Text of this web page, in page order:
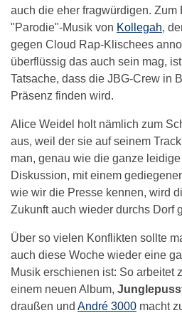
auch die eher fragwürdigen. Zum
"Parodie"-Musik von Kollegah,
gegen Cloud Rap-Klischees
überflüssig das auch sein mag,
Tatsache, dass die JBG-Crew in
Präsenz finden wird.
Alice Weidel holt nämlich zum
aus, weil der sie auf seinem
man, genau wie die ganze
Diskussion, mit einem
wie wir die Presse kennen, wird
Zukunft auch wieder durchs Dorf
Über so vielen Konflikten sollte
auch diese Woche wieder eine
Musik erschienen ist: So arbeitet
einem neuen Album,
draußen und André 3000 macht